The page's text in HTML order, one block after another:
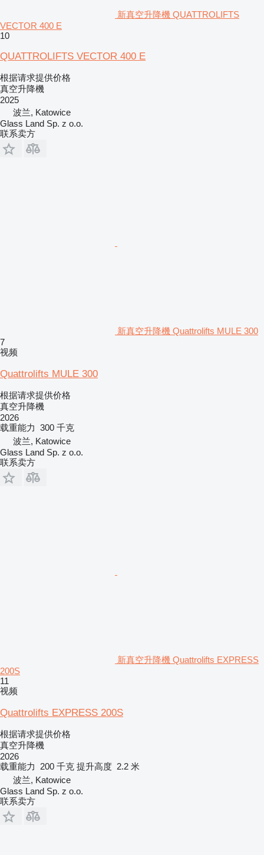
新真空升降機 QUATTROLIFTS
VECTOR 400 E
10
QUATTROLIFTS VECTOR 400 E
根据请求提供价格
真空升降機
2025
波兰, Katowice
Glass Land Sp. z o.o.
联系卖方
新真空升降機 Quattrolifts MULE 300
7
视频
Quattrolifts MULE 300
根据请求提供价格
真空升降機
2026
载重能力 300 千克
波兰, Katowice
Glass Land Sp. z o.o.
联系卖方
新真空升降機 Quattrolifts EXPRESS
200S
11
视频
Quattrolifts EXPRESS 200S
根据请求提供价格
真空升降機
2026
载重能力
200 千克 提升高度 2.2 米
波兰, Katowice
Glass Land Sp. z o.o.
联系卖方